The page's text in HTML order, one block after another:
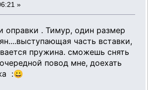
»
оправки . Тимур, один размер
часть вставки,
пружина. сможешь снять
повод мне, доехать
:😀